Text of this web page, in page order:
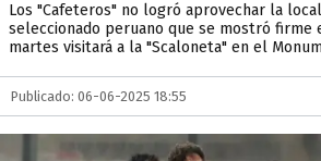
Los "Cafeteros" no logró aprovechar la
seleccionado peruano que se mostró firme
martes visitará a la "Scaloneta" en el
Publicado: 06-06-2025 18:55